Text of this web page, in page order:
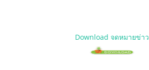
Download จดหมายข่าว